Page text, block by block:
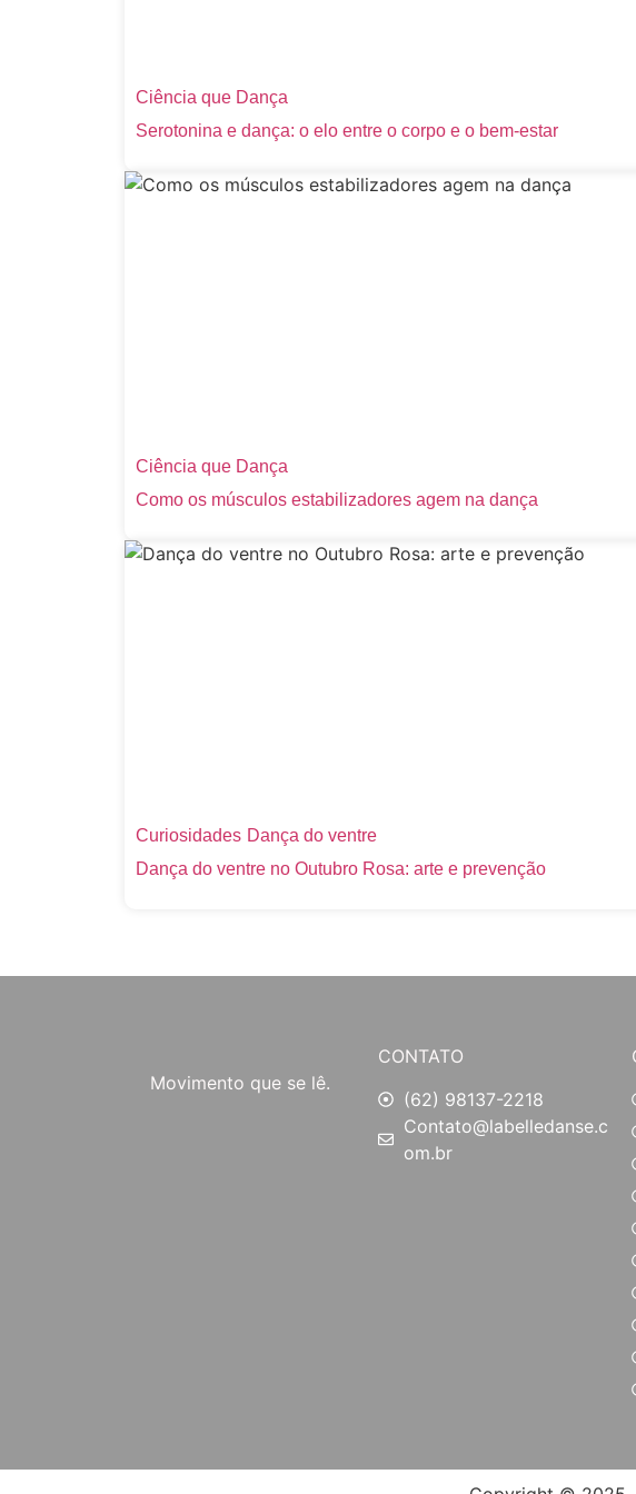
Ciência que Dança
Serotonina e dança: o elo entre o corpo e o bem-estar
Ciência que Dança
Como os músculos estabilizadores agem na dança
Curiosidades Dança do ventre
Dança do ventre no Outubro Rosa: arte e prevenção
Movimento que se lê.
CONTATO
(62) 98137-2218
Contato@labelledanse.c
om.br